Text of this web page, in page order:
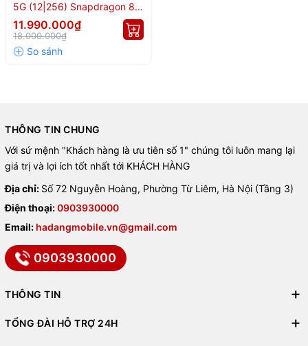
5G (12|256) Snapdragon 8
Gen 3
11.990.000₫
18.000.000₫
THÔNG TIN CHUNG
Với sứ mệnh "Khách hàng là ưu tiên số 1" chúng tôi luôn mang lại
giá trị và lợi ích tốt nhất tới KHÁCH HÀNG
Địa chỉ: Số 72 Nguyễn Hoàng, Phường Từ Liêm, Hà Nội (Tầng 3)
Điện thoại:0903930000
Email: hadangmobile.vn@gmail.com
0903930000
THÔNG TIN
TỔNG ĐÀI HỖ TRỢ 24H